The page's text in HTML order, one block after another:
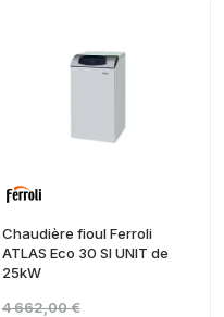
Chaudière fioul Ferroli
ATLAS Eco 30 SI UNIT de
25kW
4 662,00 €